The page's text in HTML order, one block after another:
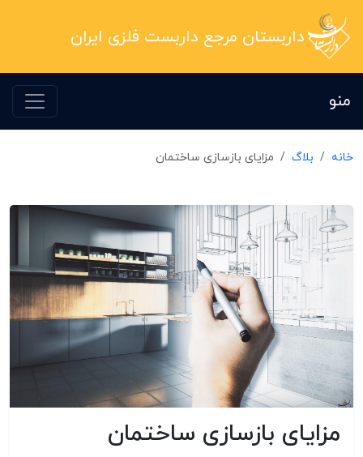
داربستان مرجع داربست فلزی ایران
منو
خانه بلاگ مزایای بازسازی ساختمان
مزایای بازسازی ساختمان